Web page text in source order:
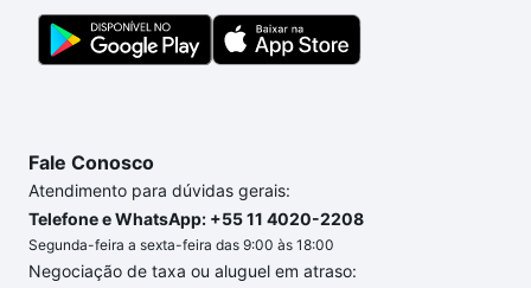
Fale Conosco
Atendimento para dúvidas gerais:
Telefone e WhatsApp: +55 11 4020-2208
Segunda-feira a sexta-feira das 9:00 às 18:00
Negociação de taxa ou aluguel em atraso: